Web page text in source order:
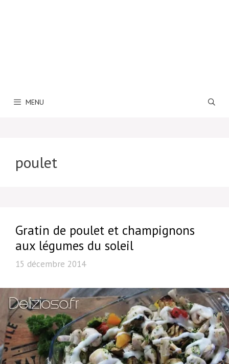
MENU
poulet
Gratin de poulet et champignons
aux légumes du soleil
15 décembre 2014